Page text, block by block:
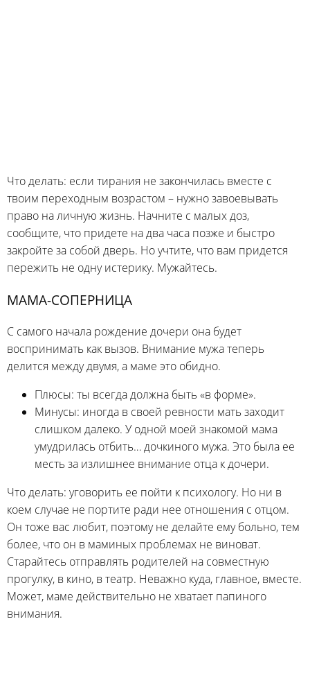
Что делать: если тирания не закончилась вместе с
твоим переходным возрастом – нужно завоевывать
право на личную жизнь. Начните с малых доз,
сообщите, что придете на два часа позже и быстро
закройте за собой дверь. Но учтите, что вам придется
пережить не одну истерику. Мужайтесь.
МАМА-СОПЕРНИЦА
С самого начала рождение дочери она будет
воспринимать как вызов. Внимание мужа теперь
делится между двумя, а маме это обидно.
Плюсы: ты всегда должна быть «в форме».
Минусы: иногда в своей ревности мать заходит
слишком далеко. У одной моей знакомой мама
умудрилась отбить… дочкиного мужа. Это была ее
месть за излишнее внимание отца к дочери.
Что делать: уговорить ее пойти к психологу. Но ни в
коем случае не портите ради нее отношения с отцом.
Он тоже вас любит, поэтому не делайте ему больно, тем
более, что он в маминых проблемах не виноват.
Старайтесь отправлять родителей на совместную
прогулку, в кино, в театр. Неважно куда, главное, вместе.
Может, маме действительно не хватает папиного
внимания.